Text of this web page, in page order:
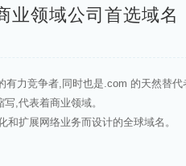
业领域公司首选域名
有力竞争者,同时也是.com 的天然替代
,代表着商业领域。
和扩展网络业务而设计的全球域名。